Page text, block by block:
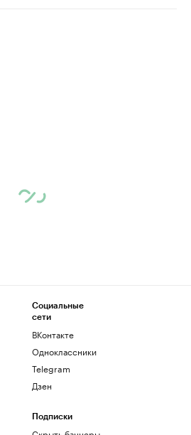
Социальные
сети
ВКонтакте
Одноклассники
Telegram
Дзен
Подписки